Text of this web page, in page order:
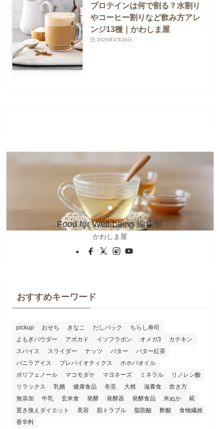
プロテインは何で割る？水割り
やコーヒー割りなど飲み方アレ
ンジ13種｜かわしま屋
2026年4月28日
Food for Well-being 編集部
かわしま屋
おすすめキーワード
pickup おせち きなこ だしパック
ちらし寿司
よもぎパウダー
アボカド イソフラボン オメガ3
カテキン
スパイス
スライダー ナッツ バター
バター紅茶
バニラアイス
プレバイオティクス
ホホバオイル
ポリフェノール
マコモダケ マヨネーズ ミネラル
リノレン酸
リラックス
乳糖 健康食品 冬至 大根 滋養食
炊き方
無添加
牛乳 玄米食 発酵 発酵器 発酵食品 米ぬか
糀
置き換えダイエット
美容 肌トラブル 脂肪酸 酢酸
食物繊維
香辛料